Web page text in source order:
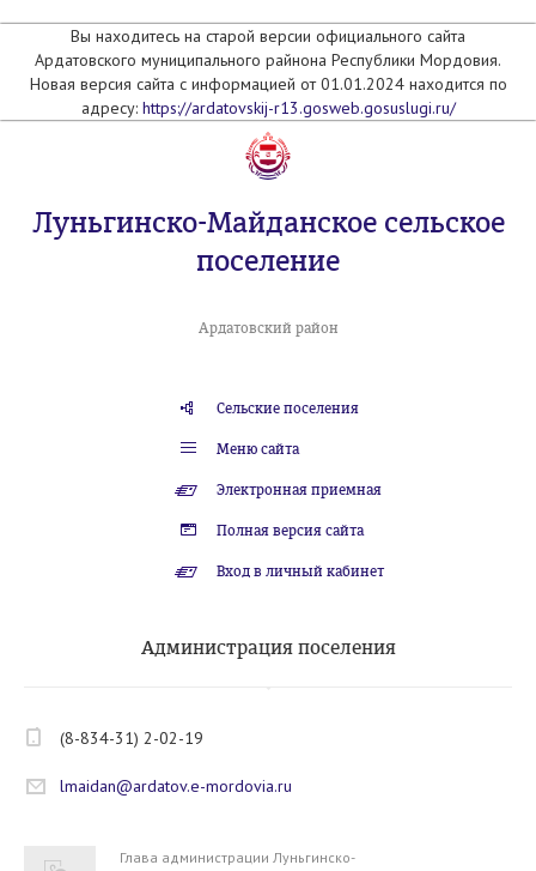
Вы находитесь на старой версии официального сайта
Ардатовского муниципального райнона Республики Мордовия.
Новая версия сайта с информацией от 01.01.2024 находится по
адресу: https://ardatovskij-r13.gosweb.gosuslugi.ru/
Луньгинско-Майданское сельское
поселение
Ардатовский район
Сельские поселения
Меню сайта
Электронная приемная
Полная версия сайта
Вход в личный кабинет
Администрация поселения
(8-834-31) 2-02-19
lmaidan@ardatov.e-mordovia.ru
Глава администрации Луньгинско-